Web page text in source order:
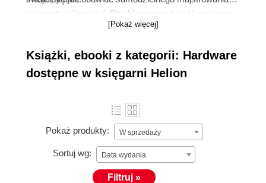
we wnętrzu "peceta". Dzięki naszym książkom pozna
dokładnie budowę komputera, dowie się jak połączyć
szybko i stabilnie. Zaawansowani znajdą tu wiele
cennych wskazówek, podpowiedzi i sprawdzonych
[Pokaż więcej]
Książki, ebooki z kategorii: Hardware
dostępne w księgarni Helion
Pokaż produkty: W sprzedaży
Sortuj wg: Data wydania
Filtruj »